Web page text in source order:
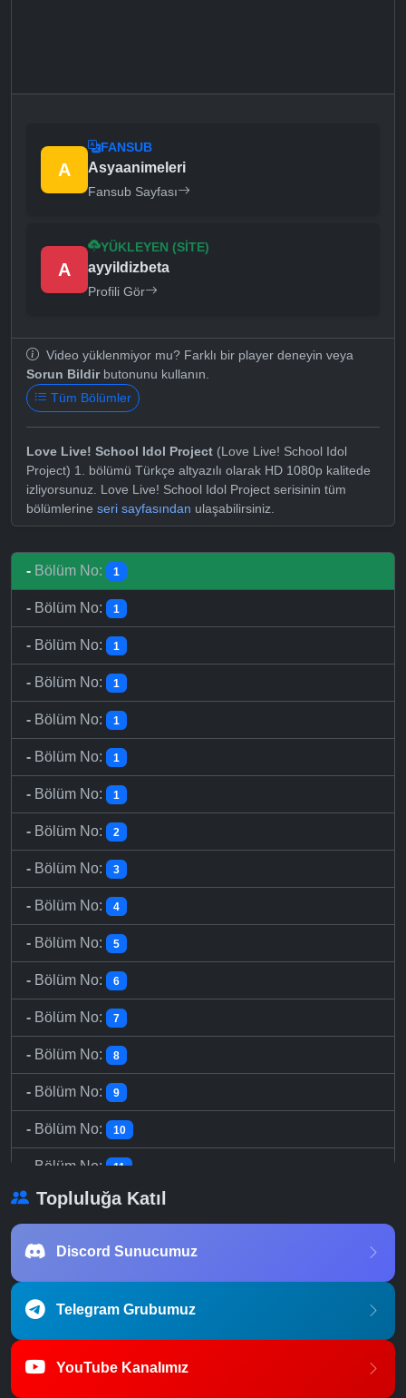
A
FANSUB
Asyaanimeleri
Fansub Sayfası
A
YÜKLEYEN (SITE)
ayyildizbeta
Profili Gör
Video yüklenmiyor mu? Farklı bir player deneyin veya
Sorun Bildirbutonunu kullanın.
Tüm Bölümler
Love Live! School Idol Project (Love Live! School Idol
Project) 1. bölümü Türkçe altyazılı olarak HD 1080p kalitede
izliyorsunuz. Love Live! School Idol Project serisinin tüm
bölümlerine seri sayfasından ulaşabilirsiniz.
- Bölüm No: 1
- Bölüm No: 1
- Bölüm No: 1
- Bölüm No: 1
- Bölüm No: 1
- Bölüm No: 1
- Bölüm No: 1
- Bölüm No: 2
- Bölüm No: 3
- Bölüm No: 4
- Bölüm No: 5
- Bölüm No: 6
- Bölüm No: 7
- Bölüm No: 8
- Bölüm No: 9
- Bölüm No: 10
Bölüm No: 11
- Bölüm No: 12
- Bölüm No:
Topluluğa Katıl
Discord Sunucumuz
Telegram Grubumuz
YouTube Kanalımız